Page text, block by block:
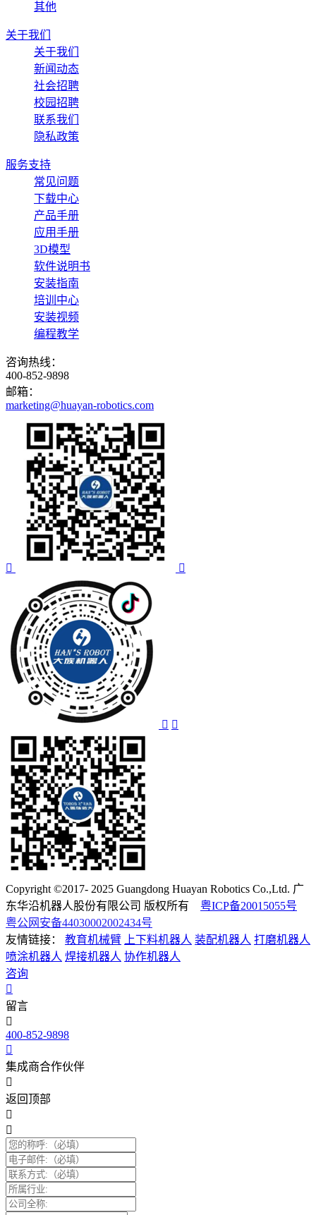
其他
关于我们
关于我们
新闻动态
社会招聘
校园招聘
联系我们
隐私政策
服务支持
常见问题
下载中心
产品手册
应用手册
3D模型
软件说明书
安装指南
培训中心
安装视频
编程教学
咨询热线：
400-852-9898
邮箱：
marketing@huayan-robotics.com
Copyright ©2017- 2025 Guangdong Huayan Robotics Co.,Ltd. 广
东华沿机器人股份有限公司 版权所有 粤ICP备20015055号
粤公网安备44030002002434号
友情链接：
教育机械臂 上下料机器人 装配机器人 打磨机器人
喷涂机器人 焊接机器人 协作机器人
咨询
留言
400-852-9898
集成商合作伙伴
返回顶部